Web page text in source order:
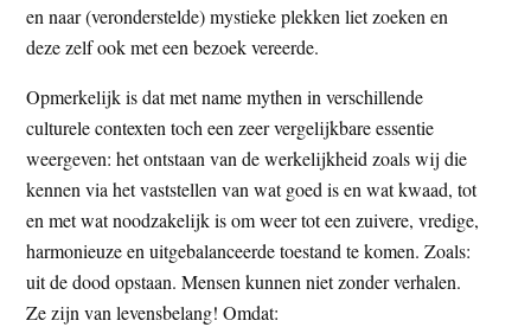
en naar (veronderstelde) mystieke plekken liet zoeken en
deze zelf ook met een bezoek vereerde.
Opmerkelijk is dat met name mythen in verschillende
culturele contexten toch een zeer vergelijkbare essentie
weergeven: het ontstaan van de werkelijkheid zoals wij die
kennen via het vaststellen van wat goed is en wat kwaad, tot
en met wat noodzakelijk is om weer tot een zuivere, vredige,
harmonieuze en uitgebalanceerde toestand te komen. Zoals:
uit de dood opstaan. Mensen kunnen niet zonder verhalen.
Ze zijn van levensbelang! Omdat: